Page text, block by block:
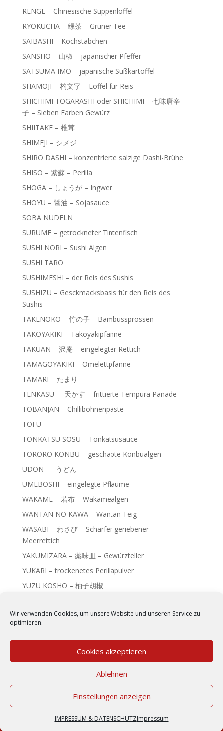
Wir verwenden Cookies, um unsere Website und unseren Service zu
optimieren.
Cookies akzeptieren
Ablehnen
Einstellungen anzeigen
IMPRESSUM & DATENSCHUTZImpressum
RENGE – Chinesische Suppenlöffel
RYOKUCHA – 緑茶 – Grüner Tee
SAIBASHI – Kochstäbchen
SANSHO – 山椒 – japanischer Pfeffer
SATSUMA IMO – japanische Süßkartoffel
SHAMOJI – 杓文字 – Löffel für Reis
SHICHIMI TOGARASHI oder SHICHIMI – 七味唐辛
子 – Sieben Farben Gewürz
SHIITAKE – 椎茸
SHIMEJI – シメジ
SHIRO DASHI – konzentrierte salzige Dashi-Brühe
SHISO – 紫蘇 – Perilla
SHOGA – しょうが – Ingwer
SHOYU – 醤油 – Sojasauce
SOBA NUDELN
SURUME – getrockneter Tintenfisch
SUSHI NORI – Sushi Algen
SUSHI TARO
SUSHIMESHI – der Reis des Sushis
SUSHIZU – Gesckmacksbasis für den Reis des
Sushis
TAKENOKO – 竹の子 – Bambussprossen
TAKOYAKIKI – Takoyakipfanne
TAKUAN – 沢庵 – eingelegter Rettich
TAMAGOYAKIKI – Omelettpfanne
TAMARI – たまり
TENKASU – 天かす – frittierte Tempura Panade
TOBANJAN – Chillibohnenpaste
TOFU
TONKATSU SOSU – Tonkatsusauce
TORORO KONBU – geschabte Konbualgen
UDON – うどん
UMEBOSHI – eingelegte Pflaume
WAKAME – 若布 – Wakamealgen
WANTAN NO KAWA – Wantan Teig
WASABI – わさび – Scharfer geriebener
Meerrettich
YAKUMIZARA – 薬味皿 – Gewürzteller
YUKARI – trockenetes Perillapulver
YUZU KOSHO – 柚子胡椒
IMPRESSUM & DATENSCHUTZ|KONTAKT